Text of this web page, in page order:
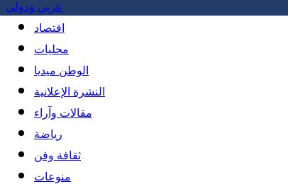
عربي ودولي
اقتصاد
محليات
الوطن ميديا
النشرة الإعلانية
مقالات وآراء
رياضة
ثقافة وفن
منوعات